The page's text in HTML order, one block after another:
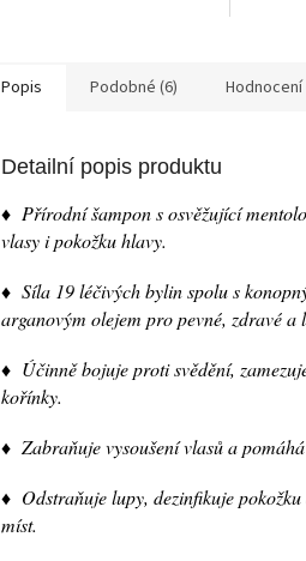
Popis Podobné (6) Hodnocení
Detailní popis produktu
♦ Přírodní šampon s osvěžující
vlasy i pokožku hlavy.
♦ Síla 19 léčivých bylin spolu s
arganovým olejem pro pevné, zdravé a
♦ Účinně bojuje proti svědění,
kořínky.
♦ Zabraňuje vysoušení vlasů a
♦ Odstraňuje lupy, dezinfikuje
míst.